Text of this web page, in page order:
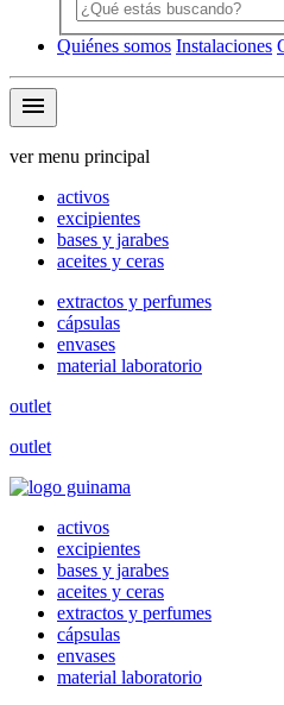
Quiénes somos Instalaciones
menu
ver menu principal
activos
excipientes
bases y jarabes
aceites y ceras
extractos y perfumes
cápsulas
envases
material laboratorio
outlet
outlet
activos
excipientes
bases y jarabes
aceites y ceras
extractos y perfumes
cápsulas
envases
material laboratorio